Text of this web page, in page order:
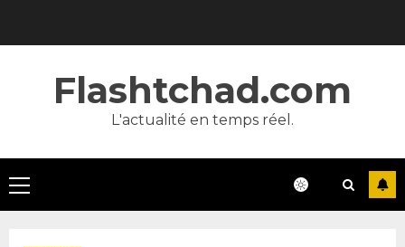
Flashtchad.com
L'actualité en temps réel.
Primary
Menu